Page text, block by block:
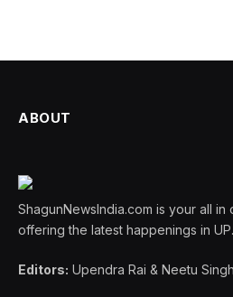
ABOUT
ShagunNewsIndia.com is your all
offering the latest happenings in UP.
Editors: Upendra Rai & Neetu Singh